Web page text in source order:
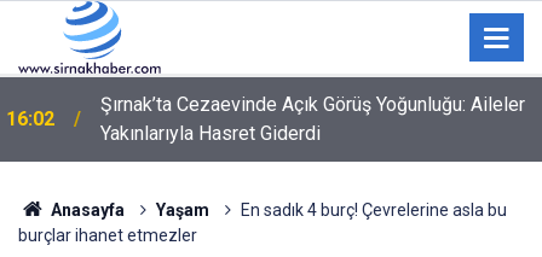
16:02
Şırnak’ta Cezaevinde Açık Görüş Yoğunluğu: Aileler
Yakınlarıyla Hasret Giderdi
16:00
5 yaban keçisini yasa dışı avlayan şahıslara idari
para cezası uygulandı
Anasayfa Yaşam
En sadık 4 burç! Çevrelerine asla bu
burçlar ihanet etmezler